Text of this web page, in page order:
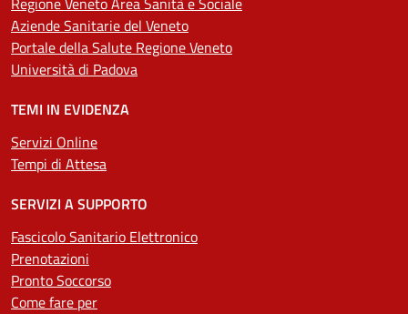
Aziende Sanitarie del Veneto
Portale della Salute Regione Veneto
Università di Padova
TEMI IN EVIDENZA
Servizi Online
Tempi di Attesa
SERVIZI A SUPPORTO
Fascicolo Sanitario Elettronico
Prenotazioni
Pronto Soccorso
Come fare per